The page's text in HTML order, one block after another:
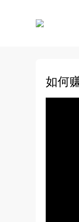
如何